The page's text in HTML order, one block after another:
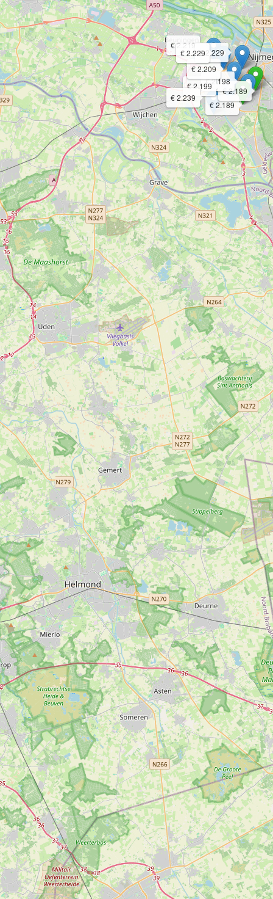
€ 2.189
€ 2.189
€ 2.198
€ 2.199
€ 2.209
€ 2.219
€ 2.229
€ 2.229
€ 2.239